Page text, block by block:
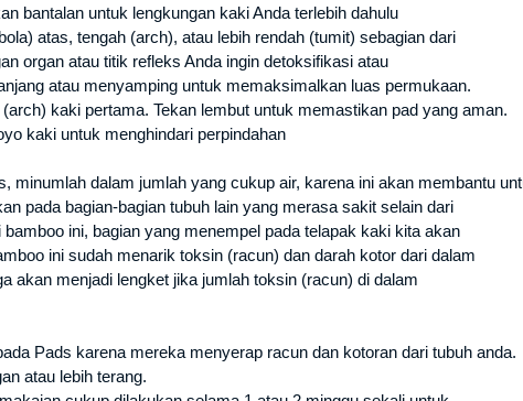
bantalan untuk lengkungan kaki Anda terlebih dahulu
atas, tengah (arch), atau lebih rendah (tumit) sebagian dari
organ atau titik refleks Anda ingin detoksifikasi atau
atau menyamping untuk memaksimalkan luas permukaan.
kaki pertama. Tekan lembut untuk memastikan pad yang aman.
kaki untuk menghindari perpindahan
minumlah dalam jumlah yang cukup air, karena ini akan membantu
pada bagian-bagian tubuh lain yang merasa sakit selain dari
ini, bagian yang menempel pada telapak kaki kita akan
ini sudah menarik toksin (racun) dan darah kotor dari dalam
akan menjadi lengket jika jumlah toksin (racun) di dalam
Pads karena mereka menyerap racun dan kotoran dari tubuh anda.
atau lebih terang.